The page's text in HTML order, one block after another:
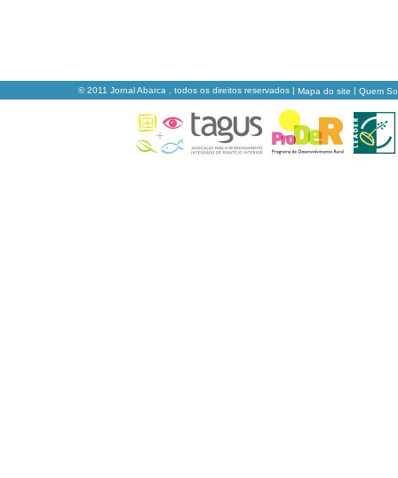
© 2011 Jornal Abarca , todos os direitos reservados | Mapa do site | Quem